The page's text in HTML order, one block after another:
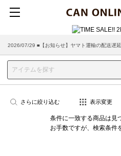
2026/07/29 ■【お知らせ】ヤマト運輸の配送遅
さらに絞り込む 表示変更
条件に一致する商品は見
お手数ですが、検索条件